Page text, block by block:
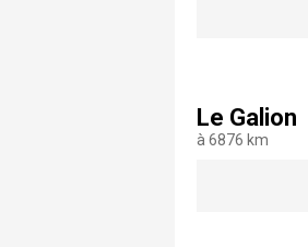
Le Galion
à 6876 km